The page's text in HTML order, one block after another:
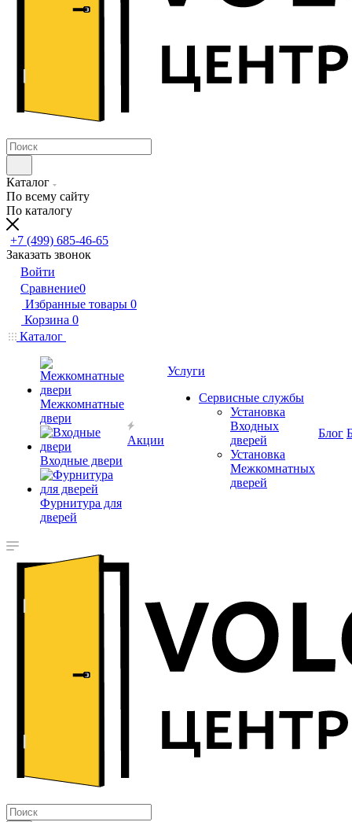
Каталог
По всему сайту
По каталогу
+7 (499) 685-46-65
Заказать звонок
Войти
Сравнение0
Избранные товары 0
Корзина 0
Каталог
Межкомнатные
двери
Входные двери
Фурнитура для
дверей
Акции
Услуги
Сервисные службы
Установка
Входных
дверей
Установка
Межкомнатных
дверей
Блог